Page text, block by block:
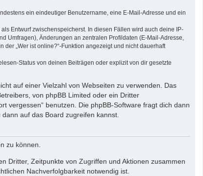
ein eindeutiger Benutzername, eine E-Mail-Adresse und ein
Entwurf zwischenspeicherst. In diesen Fällen wird auch deine IP-
Umfragen), Änderungen an zentralen Profildaten (E-Mail-Adresse,
„Wer ist online?“-Funktion angezeigt und nicht dauerhaft
Status von deinen Beiträgen oder explizit von dir gesetzte
auf einer Vielzahl von Webseiten zu verwenden. Das
von phpBB Limited oder ein Dritter
vergessen“ benutzen. Die phpBB-Software fragt dich dann
auf das Board zugreifen kannst.
zu können.
Dritter, Zeitpunkte von Zugriffen und Aktionen zusammen
Nachverfolgbarkeit notwendig ist.